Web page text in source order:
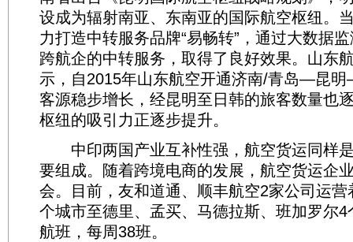
设成为辐射南亚、东南亚的国际航空枢纽。
力打造中转服务品牌“易畅转”，通过大数据
跨航企的中转服务，取得了良好效果。山东
示，自2015年山东航空开通济南/青岛—昆
客源稳步增长，经昆明至日韩的旅客数量也
枢纽的吸引力正逐步提升。
中印两国产业互补性强，航空货运同样
要组成。随着跨境电商的发展，航空货运企
会。目前，友和道通、顺丰航空2家公司运
个城市至德里、孟买、马德拉斯、班加罗尔
航班，每周38班。